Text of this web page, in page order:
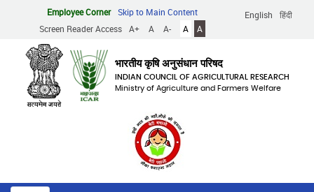
content
English हिंदी
Employee Corner
Skip to Main Content
Screen Reader Access
A+ A A- A A
भारतीय कृषि अनुसंधान परिषद
INDIAN COUNCIL OF AGRICULTURAL RESEARCH
Ministry of Agriculture and Farmers Welfare